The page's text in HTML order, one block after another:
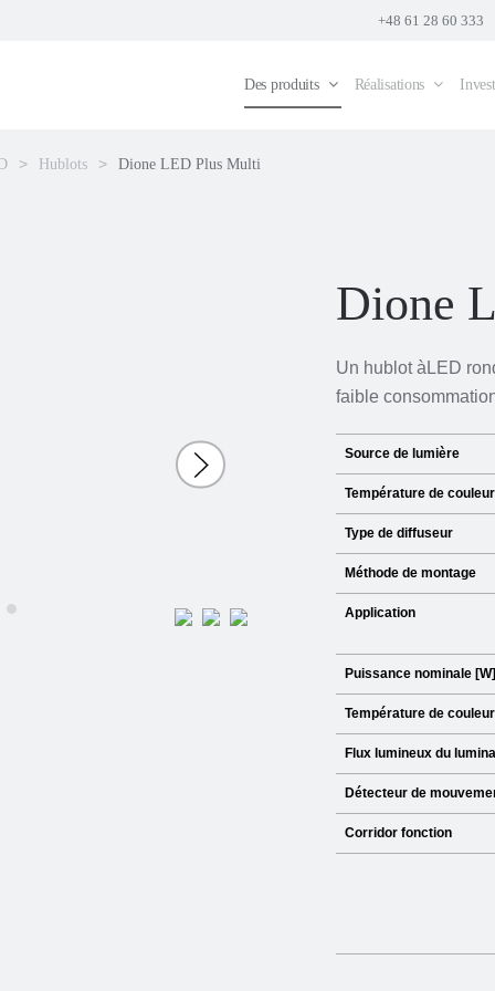
+48 61 28 60 333
Des produits Réalisations
Hublots Dione LED Plus Multi
Dione
Un hublot àLED
faible
Source de lumière
Température de couleur
Type de diffuseur
Méthode de montage
Application
Puissance nominale
Température de
Flux lumineux du
Détecteur de
Corridor fonction